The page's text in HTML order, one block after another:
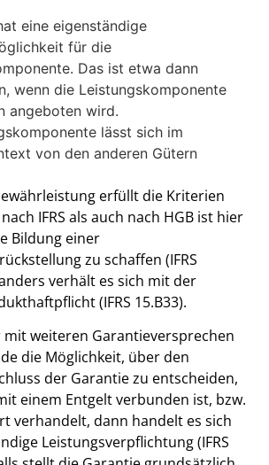
eine eigenständige
für die
Das ist etwa dann
wenn die Leistungskomponente
angeboten wird.
lässt sich im
von den anderen Gütern
erfüllt die Kriterien
IFRS als auch nach HGB ist hier
Bildung einer
zu schaffen (IFRS
verhält es sich mit der
(IFRS 15.B33).
mit weiteren Garantieversprechen
die Möglichkeit, über den
der Garantie zu entscheiden,
einem Entgelt verbunden ist, bzw.
verhandelt, dann handelt es sich
Leistungsverpflichtung (IFRS